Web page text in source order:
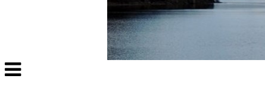
Veksle
navigasjon